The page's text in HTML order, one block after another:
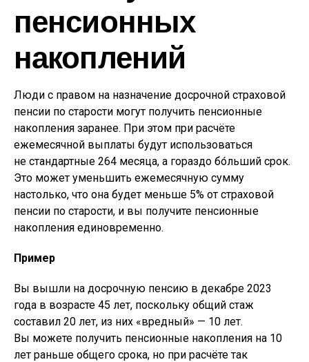
пенсионных
накоплений
Люди с правом на назначение досрочной страховой
пенсии по старости могут получить пенсионные
накопления заранее. При этом при расчёте
ежемесячной выплаты будут использоваться
не стандартные 264 месяца, а гораздо бо́льший срок.
Это может уменьшить ежемесячную сумму
настолько, что она будет меньше 5% от страховой
пенсии по старости, и вы получите пенсионные
накопления единовременно.
Пример
Вы вышли на досрочную пенсию в декабре 2023
года в возрасте 45 лет, поскольку общий стаж
составил 20 лет, из них «вредный» — 10 лет.
Вы можете получить пенсионные накопления на 10
лет раньше общего срока, но при расчёте так